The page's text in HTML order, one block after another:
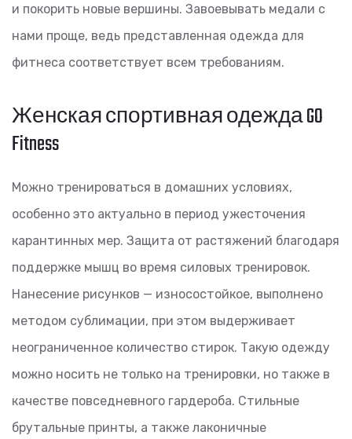
и покорить новые вершины. Завоевывать медали с
нами проще, ведь представленная одежда для
фитнеса соответствует всем требованиям.
Женская спортивная одежда GO
Fitness
Можно тренироваться в домашних условиях,
особенно это актуально в период ужесточения
карантинных мер. Защита от растяжений благодаря
поддержке мышц во время силовых тренировок.
Нанесение рисунков — износостойкое, выполнено
методом сублимации, при этом выдерживает
неограниченное количество стирок. Такую одежду
можно носить не только на тренировки, но также в
качестве повседневного гардероба. Стильные
брутальные принты, а также лаконичные